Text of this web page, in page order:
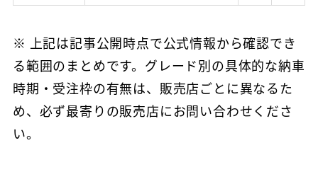
※ 上記は記事公開時点で公式情報から確認でき
る範囲のまとめです。グレード別の具体的な納車
時期・受注枠の有無は、販売店ごとに異なるた
め、必ず最寄りの販売店にお問い合わせくださ
い。